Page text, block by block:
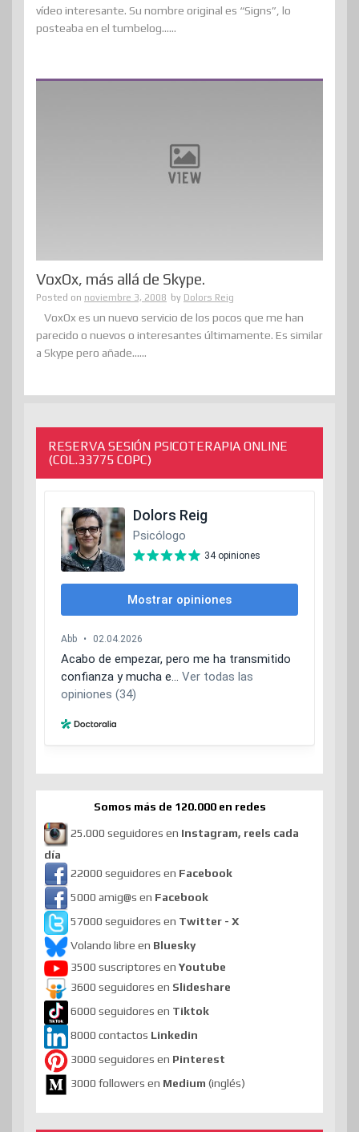
vídeo interesante. Su nombre original es “Signs”, lo
posteaba en el tumbelog......
VoxOx, más allá de Skype.
Posted on noviembre 3, 2008 by Dolors Reig
VoxOx es un nuevo servicio de los pocos que me han
parecido o nuevos o interesantes últimamente. Es similar
a Skype pero añade......
RESERVA SESIÓN PSICOTERAPIA ONLINE
(COL.33775 COPC)
Somos más de 120.000 en redes
25.000 seguidores en Instagram, reels cada
día
22000 seguidores en Facebook
5000 amig@s en Facebook
57000 seguidores en Twitter - X
Volando libre en Bluesky
3500 suscriptores en Youtube
3600 seguidores en Slideshare
6000 seguidores en Tiktok
8000 contactos Linkedin
3000 seguidores en Pinterest
3000 followers en Medium (inglés)